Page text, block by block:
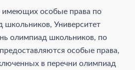
особые права по
школьников, Университет
олимпиад школьников, по
особые права,
в перечни олимпиад